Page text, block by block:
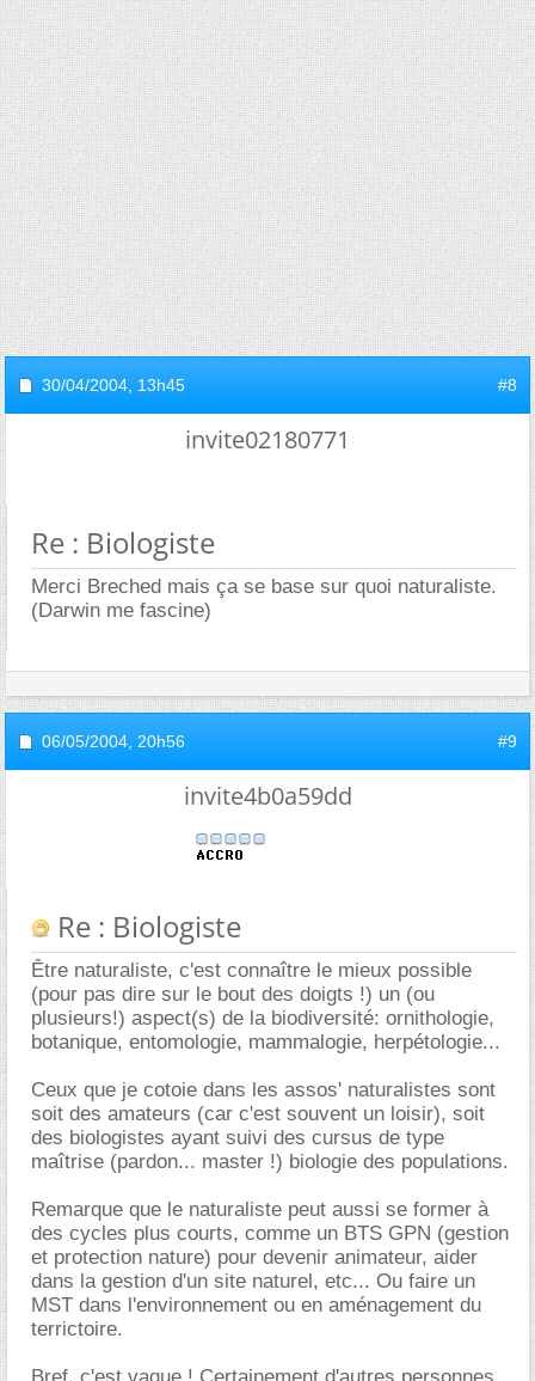
30/04/2004, 13h45 #8
invite02180771
Re : Biologiste
Merci Breched mais ça se base sur quoi naturaliste.
(Darwin me fascine)
06/05/2004, 20h56 #9
invite4b0a59dd
Re : Biologiste
Être naturaliste, c'est connaître le mieux possible
(pour pas dire sur le bout des doigts !) un (ou
plusieurs!) aspect(s) de la biodiversité: ornithologie,
botanique, entomologie, mammalogie, herpétologie...
Ceux que je cotoie dans les assos' naturalistes sont
soit des amateurs (car c'est souvent un loisir), soit
des biologistes ayant suivi des cursus de type
maîtrise (pardon... master !) biologie des populations.
Remarque que le naturaliste peut aussi se former à
des cycles plus courts, comme un BTS GPN (gestion
et protection nature) pour devenir animateur, aider
dans la gestion d'un site naturel, etc... Ou faire un
MST dans l'environnement ou en aménagement du
terrictoire.